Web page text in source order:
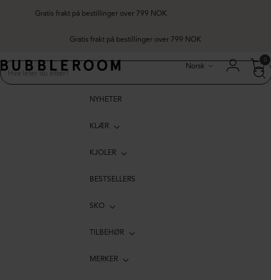
Gratis frakt på bestillinger over 799 NOK
Norsk
0
NYHETER
KLÆR
KJOLER
BESTSELLERS
SKO
TILBEHØR
MERKER